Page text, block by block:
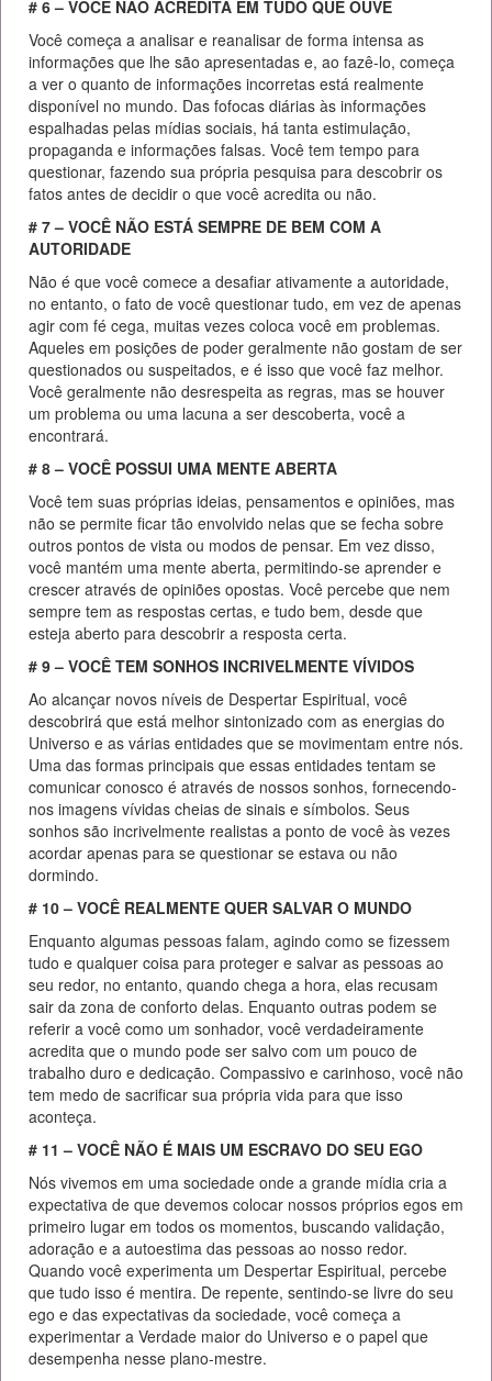
# 6 – VOCÊ NÃO ACREDITA EM TUDO QUE OUVE
Você começa a analisar e reanalisar de forma intensa as
informações que lhe são apresentadas e, ao fazê-lo, começa
a ver o quanto de informações incorretas está realmente
disponível no mundo. Das fofocas diárias às informações
espalhadas pelas mídias sociais, há tanta estimulação,
propaganda e informações falsas. Você tem tempo para
questionar, fazendo sua própria pesquisa para descobrir os
fatos antes de decidir o que você acredita ou não.
# 7 – VOCÊ NÃO ESTÁ SEMPRE DE BEM COM A
AUTORIDADE
Não é que você comece a desafiar ativamente a autoridade,
no entanto, o fato de você questionar tudo, em vez de apenas
agir com fé cega, muitas vezes coloca você em problemas.
Aqueles em posições de poder geralmente não gostam de ser
questionados ou suspeitados, e é isso que você faz melhor.
Você geralmente não desrespeita as regras, mas se houver
um problema ou uma lacuna a ser descoberta, você a
encontrará.
# 8 – VOCÊ POSSUI UMA MENTE ABERTA
Você tem suas próprias ideias, pensamentos e opiniões, mas
não se permite ficar tão envolvido nelas que se fecha sobre
outros pontos de vista ou modos de pensar. Em vez disso,
você mantém uma mente aberta, permitindo-se aprender e
crescer através de opiniões opostas. Você percebe que nem
sempre tem as respostas certas, e tudo bem, desde que
esteja aberto para descobrir a resposta certa.
# 9 – VOCÊ TEM SONHOS INCRIVELMENTE VÍVIDOS
Ao alcançar novos níveis de Despertar Espiritual, você
descobrirá que está melhor sintonizado com as energias do
Universo e as várias entidades que se movimentam entre nós.
Uma das formas principais que essas entidades tentam se
comunicar conosco é através de nossos sonhos, fornecendo-
nos imagens vívidas cheias de sinais e símbolos. Seus
sonhos são incrivelmente realistas a ponto de você às vezes
acordar apenas para se questionar se estava ou não
dormindo.
# 10 – VOCÊ REALMENTE QUER SALVAR O MUNDO
Enquanto algumas pessoas falam, agindo como se fizessem
tudo e qualquer coisa para proteger e salvar as pessoas ao
seu redor, no entanto, quando chega a hora, elas recusam
sair da zona de conforto delas. Enquanto outras podem se
referir a você como um sonhador, você verdadeiramente
acredita que o mundo pode ser salvo com um pouco de
trabalho duro e dedicação. Compassivo e carinhoso, você não
tem medo de sacrificar sua própria vida para que isso
aconteça.
# 11 – VOCÊ NÃO É MAIS UM ESCRAVO DO SEU EGO
Nós vivemos em uma sociedade onde a grande mídia cria a
expectativa de que devemos colocar nossos próprios egos em
primeiro lugar em todos os momentos, buscando validação,
adoração e a autoestima das pessoas ao nosso redor.
Quando você experimenta um Despertar Espiritual, percebe
que tudo isso é mentira. De repente, sentindo-se livre do seu
ego e das expectativas da sociedade, você começa a
experimentar a Verdade maior do Universo e o papel que
desempenha nesse plano-mestre.